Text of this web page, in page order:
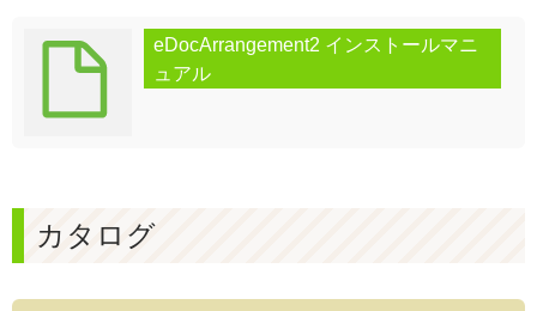
eDocArrangement2 インストールマニ
ュアル
カタログ